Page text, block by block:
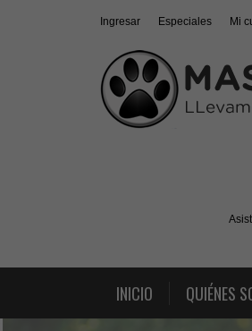
Ingresar Especiales Mi
INICIO QUIÉNES